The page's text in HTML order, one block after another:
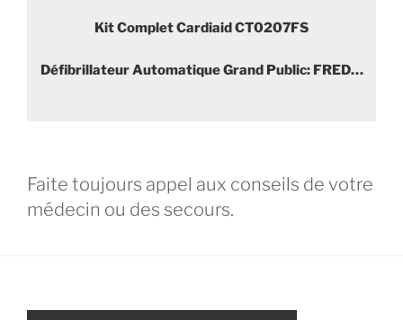
Kit Complet Cardiaid CT0207FS
Défibrillateur Automatique Grand Public: FRED…
Faite toujours appel aux conseils de votre
médecin ou des secours.